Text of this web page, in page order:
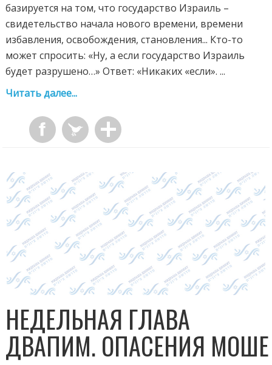
базируется на том, что государство Израиль –
свидетельство начала нового времени, времени
избавления, освобождения, становления... Кто-то
может спросить: «Ну, а если государство Израиль
будет разрушено…» Ответ: «Никаких «если». ...
Читать далее...
НЕДЕЛЬНАЯ ГЛАВА
ДВАПИМ. ОПАСЕНИЯ МОШЕ